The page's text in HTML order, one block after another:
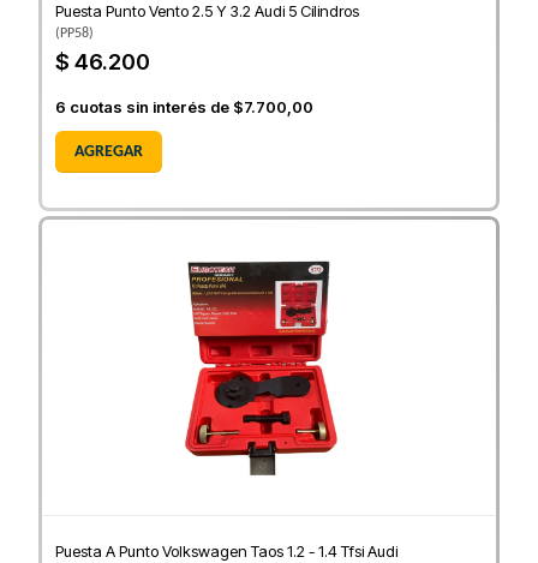
Puesta Punto Vento 2.5 Y 3.2 Audi 5 Cilindros
(PP58)
$ 46.200
6 cuotas sin interés de $7.700,00
AGREGAR
Puesta A Punto Volkswagen Taos 1.2 - 1.4 Tfsi Audi